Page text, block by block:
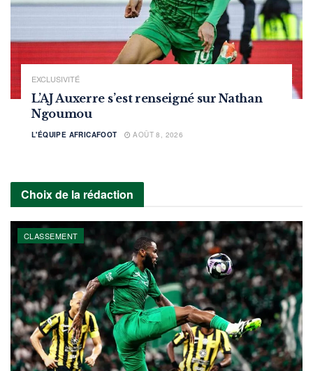
EXCLUSIVITÉ
L’AJ Auxerre s’est renseigné sur Nathan
Ngoumou
L'ÉQUIPE AFRICAFOOT AOÛT 8, 2026
Choix de la rédaction
CLASSEMENT